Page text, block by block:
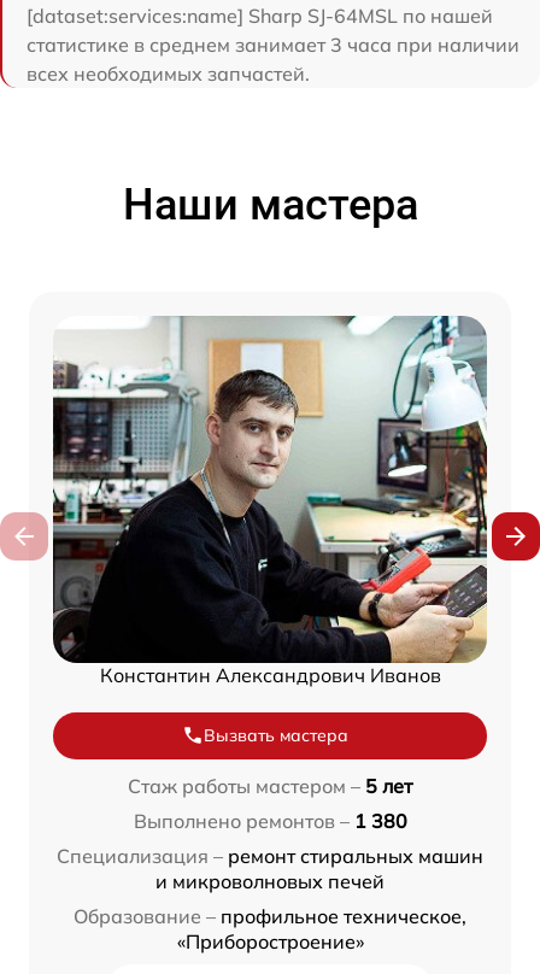
[dataset:services:name] Sharp SJ-64MSL по нашей
статистике в среднем занимает 3 часа при наличии
всех необходимых запчастей.
Наши мастера
Константин Александрович Иванов
Вызвать мастера
Стаж работы мастером – 5 лет
Выполнено ремонтов – 1 380
Специализация – ремонт стиральных машин
и микроволновых печей
Образование – профильное техническое,
«Приборостроение»